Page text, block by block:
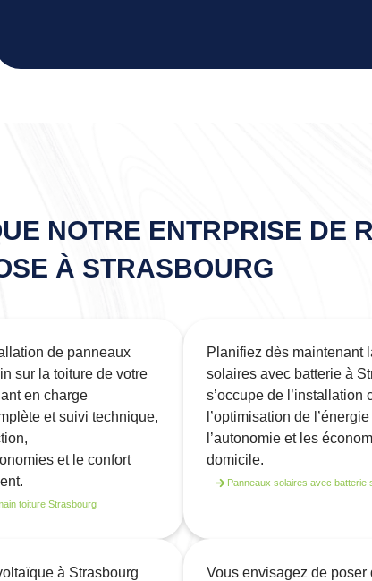
NOTRE ENTRPRISE DE
À STRASBOURG
de panneaux
sur la toiture de votre
en charge
et suivi technique,
et le confort
toiture Strasbourg
Planifiez dès maintenant
solaires avec batterie à
s’occupe de l’installation
l’optimisation de
l’autonomie et les
domicile.
Panneaux solaires avec batterie
à Strasbourg
Vous envisagez de